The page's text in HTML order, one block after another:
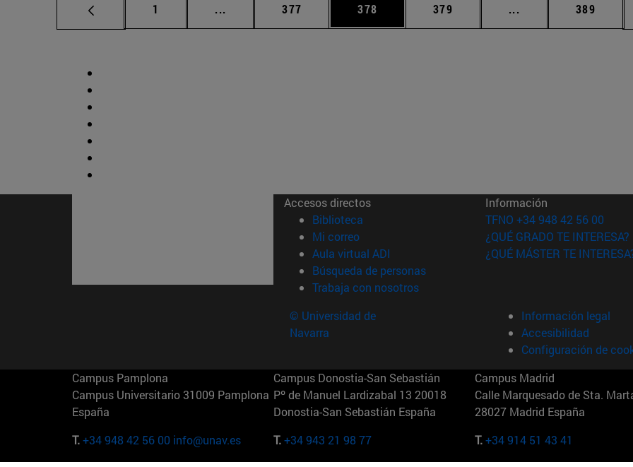
Página
1 ... Páginas intermedias Use TAB para desplazarse.
Página
377 Página
378 Página
379 ... Páginas intermedias
Página
389
Accesos directos
Biblioteca (abre en nueva ventana)
Mi correo(abre en nueva ventana)
Aula virtual ADI (abre en nueva ventana)
Búsqueda de personas(abre en nueva ventana)
Trabaja con nosotros(abre en nueva ventana)
Información
TFNO +34 948 42 56 00
¿QUÉ GRADO TE INTERESA?
¿QUÉ MÁSTER TE
© Universidad de
Navarra
Información legal
Accesibilidad
Configuración de
Campus Pamplona
Campus Universitario 31009 Pamplona
España
T.+34 948 42 56 00 info@unav.es
Campus Donostia-San Sebastián
Pº de Manuel Lardizabal 13 20018
Donostia-San Sebastián España
T.+34 943 21 98 77
Campus Madrid
Calle Marquesado de Sta.
28027 Madrid España
T.+34 914 51 43 41